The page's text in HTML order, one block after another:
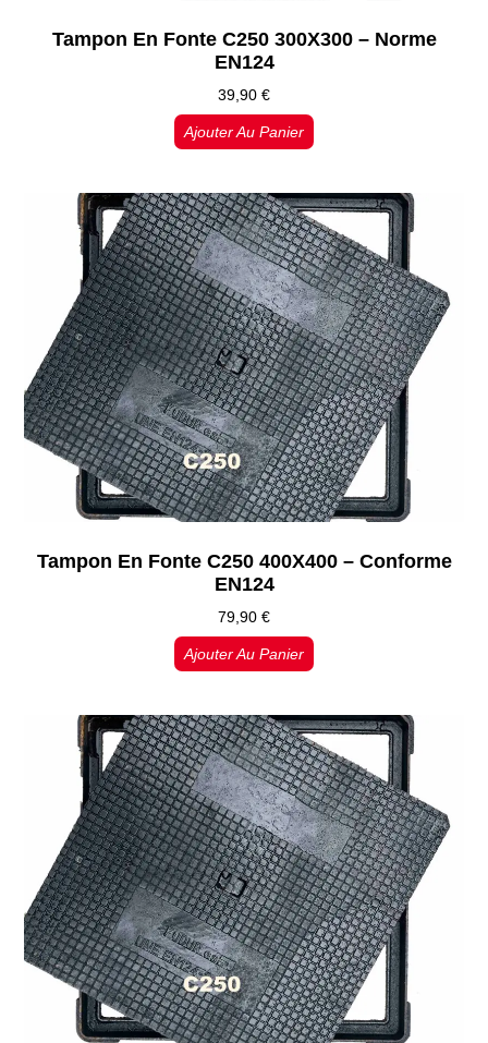
Tampon En Fonte C250 300X300 – Norme
EN124
39,90 €
Ajouter Au Panier
Tampon En Fonte C250 400X400 – Conforme
EN124
79,90 €
Ajouter Au Panier